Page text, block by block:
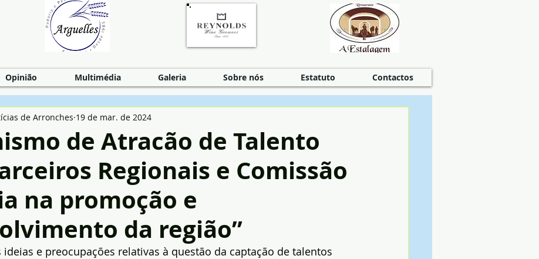
Opinião Multimédia Galeria Sobre nós Estatuto Contactos
de Atracão de Talento
Regionais e Comissão
na promoção e
da região”
de Arronches 19 de mar. de 2024
ideias e preocupações relativas à questão da captação de talentos